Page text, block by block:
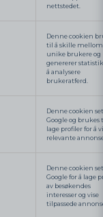
nettstedet.
Denne cookien
til å skille mellom
unike brukere og
genererer
å analysere
brukeratferd.
Denne cookien
Google og brukes
lage profiler for å
relevante
Denne cookien
Google for å lage
av besøkendes
interesser og vise
tilpassede